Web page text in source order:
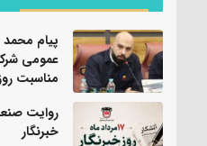
پیام
عمومی
مناسبت
روایت
خبرنگار